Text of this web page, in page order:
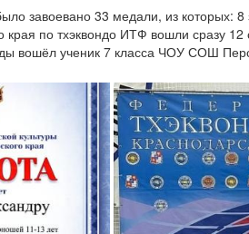
завоевано 33 медали, из которых:
края по тхэквондо ИТФ вошли сразу
вошёл ученик 7 класса ЧОУ СОШ